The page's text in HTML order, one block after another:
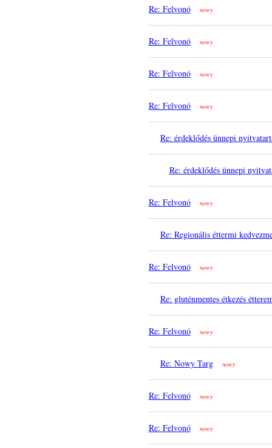
Re: Felvonó nowy
Re: Felvonó nowy
Re: Felvonó nowy
Re: Felvonó nowy
Re: érdeklődés ünnepi
Re: érdeklődés ünnepi
Re: Felvonó nowy
Re: Regionális éttermi
Re: Felvonó nowy
Re: gluténmentes étkezés
Re: Felvonó nowy
Re: Nowy Targ nowy
Re: Felvonó nowy
Re: Felvonó nowy